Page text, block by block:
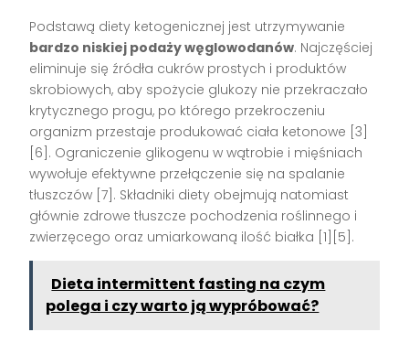
Podstawą diety ketogenicznej jest utrzymywanie
bardzo niskiej podaży węglowodanów. Najczęściej
eliminuje się źródła cukrów prostych i produktów
skrobiowych, aby spożycie glukozy nie przekraczało
krytycznego progu, po którego przekroczeniu
organizm przestaje produkować ciała ketonowe [3]
[6]. Ograniczenie glikogenu w wątrobie i mięśniach
wywołuje efektywne przełączenie się na spalanie
tłuszczów [7]. Składniki diety obejmują natomiast
głównie zdrowe tłuszcze pochodzenia roślinnego i
zwierzęcego oraz umiarkowaną ilość białka [1][5].
Dieta intermittent fasting na czym
polega i czy warto ją wypróbować?